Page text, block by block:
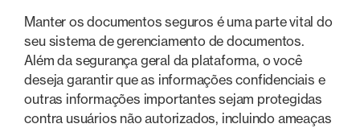
Manter os documentos seguros é uma parte vital do
seu sistema de gerenciamento de documentos.
Além da segurança geral da plataforma, o você
deseja garantir que as informações confidenciais e
outras informações importantes sejam protegidas
contra usuários não autorizados, incluindo ameaças